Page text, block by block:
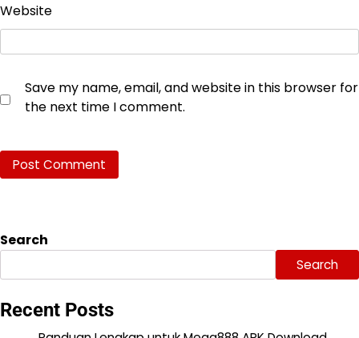
Website
Save my name, email, and website in this browser for
the next time I comment.
Search
Search
Recent Posts